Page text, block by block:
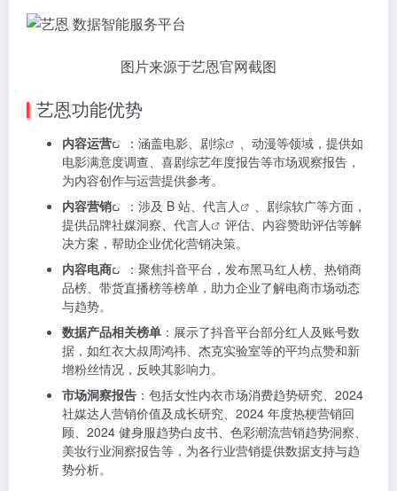
图片来源于艺恩官网截图
艺恩功能优势
内容运营 ：涵盖电影、 剧综
、动漫等领域，提供如
电影满意度调查、喜剧综艺年度报告等市场观察报告，
为内容创作与运营提供参考。
内容营销
：涉及 B 站、 代言人
、剧综软广等方面，
提供品牌社媒洞察、 代言人
评估、内容赞助评估等解
决方案，帮助企业优化营销决策。
内容电商
：聚焦抖音平台，发布黑马红人榜、热销商
品榜、带货直播榜等榜单，助力企业了解电商市场动态
与趋势。
数据产品相关榜单 ：展示了抖音平台部分红人及账号数
据，如红衣大叔周鸿祎、杰克实验室等的平均点赞和新
增粉丝情况，反映其影响力。
市场洞察报告 ：包括女性内衣市场消费趋势研究、2024
社媒达人营销价值及成长研究、2024 年度热梗营销回
顾、2024 健身服趋势白皮书、色彩潮流营销趋势洞察、
美妆行业洞察报告等，为各行业营销提供数据支持与趋
势分析。